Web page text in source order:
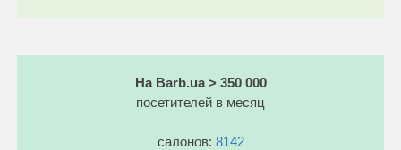
На Barb.ua > 350 000
посетителей в месяц
салонов: 8142